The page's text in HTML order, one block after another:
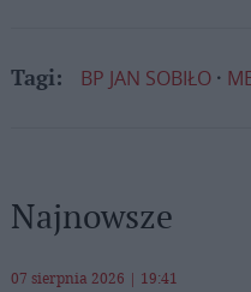
Tagi: BP JAN SOBIŁO
Najnowsze
07 sierpnia 2026 | 19:41